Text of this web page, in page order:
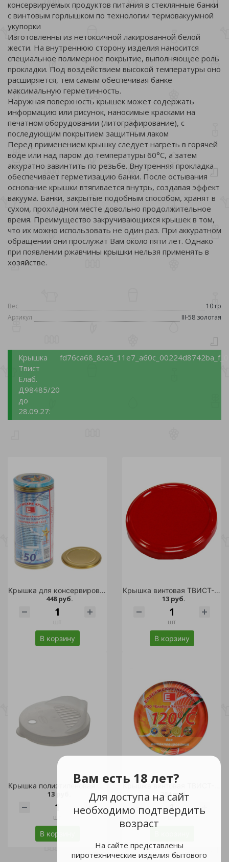
Вам есть 18 лет?
Для доступа на сайт
необходимо подтвердить
возраст
На сайте представлены
пиротехнические изделия бытового
консервируемых продуктов питания в стеклянные банки
с винтовым горлышком по технологии термовакуумной
укупорки
Изготовленны из нетоксичной лакированной белой
жести. На внутреннюю сторону изделия наносится
специальное полимерное покрытие, выполняющее роль
прокладки. Под воздействием высокой температуры оно
расширяется, тем самым обеспечивая банке
максимальную герметичность.
Наружная поверхность крышек может содержать
информацию или рисунок, наносимые красками на
печатном оборудовании (литографирование), с
последующим покрытием защитным лаком
Перед применением крышку следует нагреть в горячей
воде или над паром до температуры 60°С, а затем
аккуратно завинтить по резьбе. Внутренняя прокладка
обеспечивает герметизацию банки. После остывания
основание крышки втягивается внутрь, создавая эффект
вакуума. Банки, закрытые подобным способом, хранят в
сухом, прохладном месте довольно продолжительное
время. Преимущество закручивающихся крышек в том,
что их можно использовать не один раз. При аккуратном
обращении они прослужат Вам около пяти лет. Однако
при появлении ржавчины крышки нельзя применять в
хозяйстве.
Вес
10 гр
Артикул
III-58 золотая
Крышка
Твист
Елаб.
Д98485/20
до
28.09.27:
Крышка для консервирования СКО ЕЛАБУГА 50шт /12
448 руб.
шт
В корзину
Крышка винтовая ТВИСТ-ОФФ моно-цвет 1шт. d 82 красная/500
13 руб.
шт
В корзину
Крышка полиэтиленовая для консервации сливная d 82 /200
13 руб.
шт
В корзину
284 руб.
шт